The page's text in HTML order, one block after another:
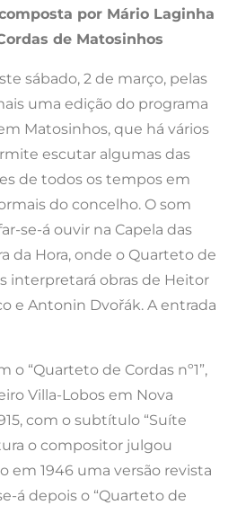
por Mário Laginha
de Matosinhos
sábado, 2 de março, pelas
uma edição do programa
Matosinhos, que há vários
escutar algumas das
de todos os tempos em
do concelho. O som
se-á ouvir na Capela das
da Hora, onde o Quarteto de
interpretará obras de Heitor
e Antonin Dvořák. A entrada
o “Quarteto de Cordas nº1”,
Villa-Lobos em Nova
com o subtítulo “Suíte
o compositor julgou
em 1946 uma versão revista
á depois o “Quarteto de